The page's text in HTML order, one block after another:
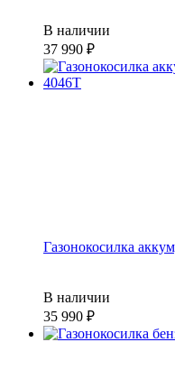
В наличии
37 990
Газонокосилка
В наличии
35 990